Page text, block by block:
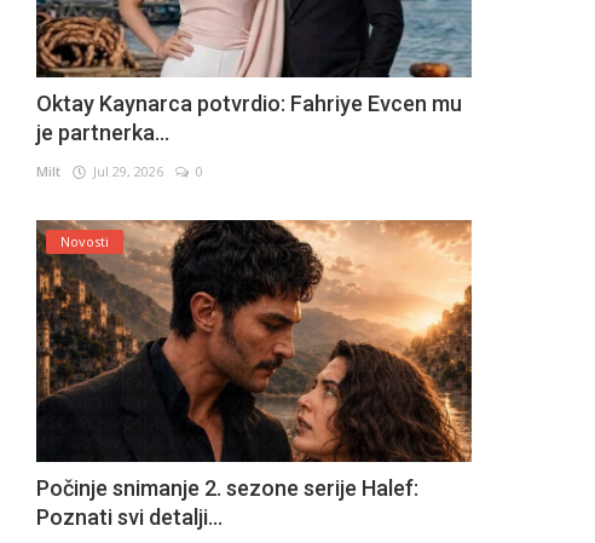
Oktay Kaynarca potvrdio: Fahriye Evcen mu
je partnerka...
Milt Jul 29, 2026 0
Novosti
Počinje snimanje 2. sezone serije Halef:
Poznati svi detalji...